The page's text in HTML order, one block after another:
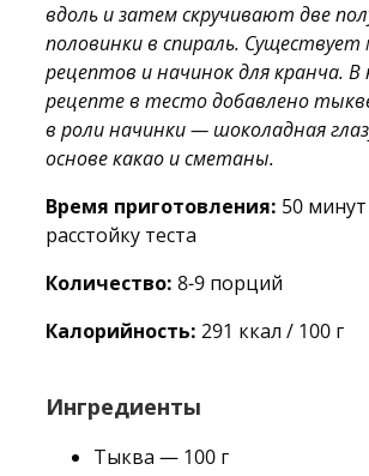
вдоль и затем скручивают две
половинки в спираль.
рецептов и начинок длякранча. В
рецепте в тесто добавлено
в роли начинки — шоколадная
основе какао и сметаны.
Время приготовления: 50
расстойку теста
Количество: 8-9 порций
Калорийность: 291 ккал / 100 г
Ингредиенты
Тыква — 100 г